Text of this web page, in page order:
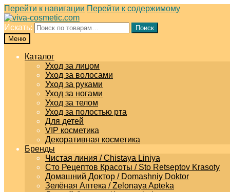
Перейти к навигации Перейти к содержимому
Искать:
Поиск
Меню
Каталог
Уход за лицом
Уход за волосами
Уход за руками
Уход за ногами
Уход за телом
Уход за полостью рта
Для детей
VIP косметика
Декоративная косметика
Бренды
Чистая линия / Chistaya Liniya
Сто Рецептов Красоты / Sto Retseptov Krasoty
Домашний Доктор / Domashniy Doktor
Зелёная Аптека / Zelonaya Apteka